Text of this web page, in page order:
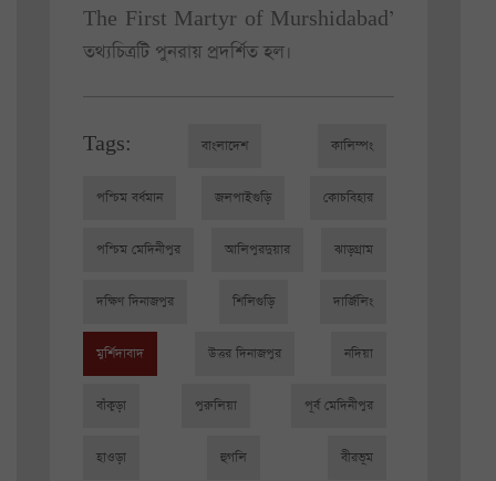
The First Martyr of Murshidabad’
তথ্যচিত্রটি পুনরায় প্রদর্শিত হল।
Tags: বাংলাদেশ কালিম্পং
পশ্চিম বর্ধমান জলপাইগুড়ি কোচবিহার
পশ্চিম মেদিনীপুর আলিপুরদুয়ার ঝাড়গ্রাম
দক্ষিণ দিনাজপুর শিলিগুড়ি দার্জিলিং
মুর্শিদাবাদ উত্তর দিনাজপুর নদিয়া
বাঁকুড়া পুরুলিয়া পূর্ব মেদিনীপুর
হাওড়া হুগলি বীরভূম